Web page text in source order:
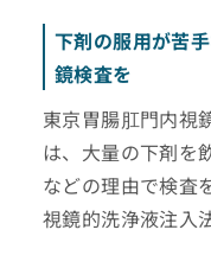
下剤の服用が苦
鏡検査を
東京胃腸肛門内視
は、大量の下剤を
などの理由で検査
視鏡的洗浄液注入